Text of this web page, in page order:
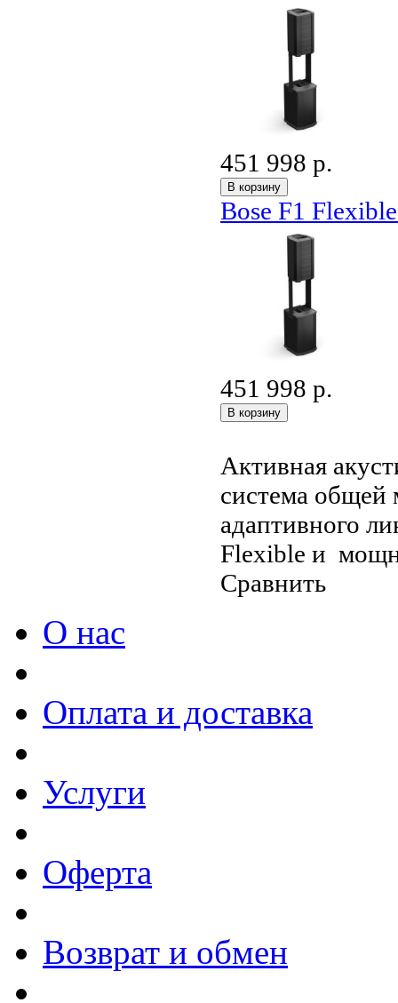
451 998 р.
Bose F1
451 998 р.
Активная
система
адаптивного
Flexible и
Сравнить
О нас
Оплата и доставка
Услуги
Оферта
Возврат и обмен